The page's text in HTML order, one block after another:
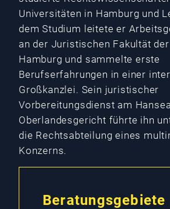
Universitäten in Hamburg und
dem Studium leitete er
an der Juristischen Fakultät
Hamburg und sammelte erste
Berufserfahrungen in einer
Großkanzlei. Sein juristischer
Vorbereitungsdienst am
Oberlandesgericht führte ihn
die Rechtsabteilung eines
Konzerns.
Beratungsgebiete